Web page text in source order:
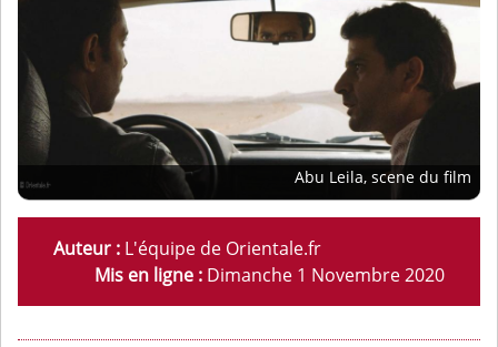
Abu Leila, scene du film
Auteur : L'équipe de Orientale.fr
Mis en ligne : Dimanche 1 Novembre 2020